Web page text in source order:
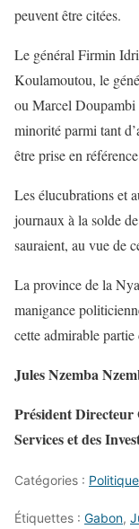
peuvent être citées.
Le général Firmin
Koulamoutou, le
ou Marcel Doupambi
minorité parmi tant
être prise en
Les élucubrations et
journaux à la solde
sauraient, au vue de
La province de la
manigance
cette admirable
Jules Nzemba
Président Directeur
Services et des
Catégories : Politique
Étiquettes : Gabon,